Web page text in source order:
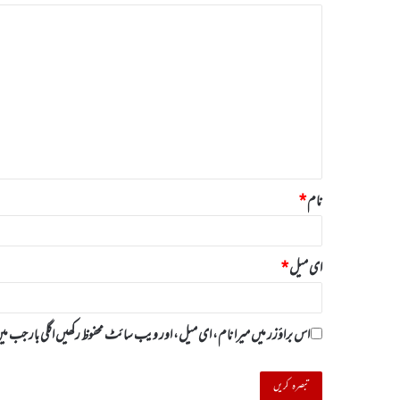
نام*
ای میل*
اس براؤزر میں میرا نام، ای میل، اور ویب سائٹ محفوظ رکھیں اگلی بار